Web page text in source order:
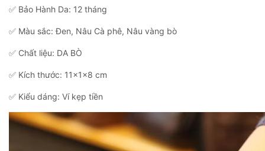
✅ Bảo Hành Da: 12 tháng
✅ Màu sắc: Đen, Nâu Cà phê, Nâu vàng bò
✅ Chất liệu: DA BÒ
✅ Kích thước: 11x1x8 cm
✅ Kiểu dáng: Ví kẹp tiền